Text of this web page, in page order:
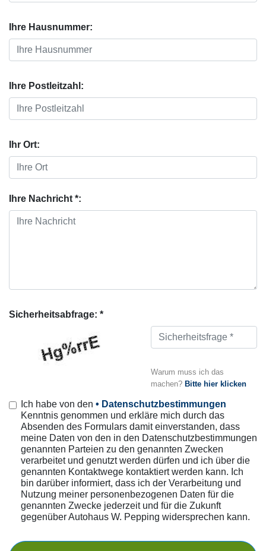
Ihre Hausnummer:
Ihre Postleitzahl:
Ihr Ort:
Ihre Nachricht *:
Sicherheitsabfrage: *
Warum muss ich das
machen? Bitte hier klicken
Ich habe von den • Datenschutzbestimmungen
Kenntnis genommen und erkläre mich durch das
Absenden des Formulars damit einverstanden, dass
meine Daten von den in den Datenschutzbestimmungen
genannten Parteien zu den genannten Zwecken
verarbeitet und genutzt werden dürfen und ich über die
genannten Kontaktwege kontaktiert werden kann. Ich
bin darüber informiert, dass ich der Verarbeitung und
Nutzung meiner personenbezogenen Daten für die
genannten Zwecke jederzeit und für die Zukunft
gegenüber Autohaus W. Pepping widersprechen kann.